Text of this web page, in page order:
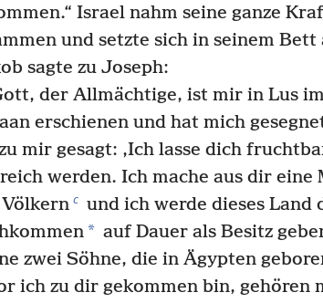
Israel nahm seine ganze
und setzte sich in seinem
sagte zu Joseph:
der Allmächtige, ist mir in Lus
erschienen und hat mich
mir gesagt: ‚Ich lasse dich
werden. Ich mache aus dir eine
c und ich werde dieses Land
* auf Dauer als Besitz
zwei Söhne, die in Ägypten
ich zu dir gekommen bin, gehören